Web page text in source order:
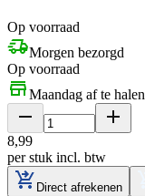
Op voorraad
Morgen bezorgd
Op voorraad
Maandag af te halen
8,99
per stuk incl. btw
Direct afrekenen